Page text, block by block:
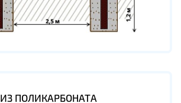
ИЗ ПОЛИКАРБОНАТА